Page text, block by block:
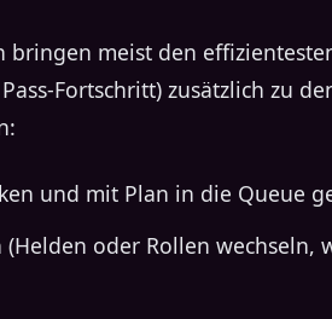
bringen meist den
Fortschritt) zusätzlich zu
und mit Plan in die Queue
oder Rollen wechseln,